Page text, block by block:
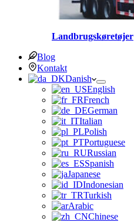
Landbrugskøretøjer
Blog
Kontakt
Danish
English
French
German
Italian
Polish
Portuguese
Russian
Spanish
Japanese
Indonesian
Turkish
Arabic
Chinese